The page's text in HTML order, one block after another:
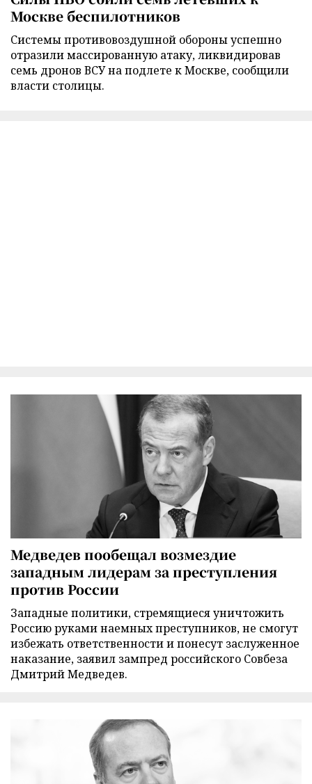
Москве беспилотников
Cистемы противовоздушной обороны успешно
отразили массированную атаку, ликвидировав
семь дронов ВСУ на подлете к Москве, сообщили
власти столицы.
Медведев пообещал возмездие
западным лидерам за преступления
против России
Западные политики, стремящиеся уничтожить
Россию руками наемных преступников, не смогут
избежать ответственности и понесут заслуженное
наказание, заявил зампред российского Совбеза
Дмитрий Медведев.